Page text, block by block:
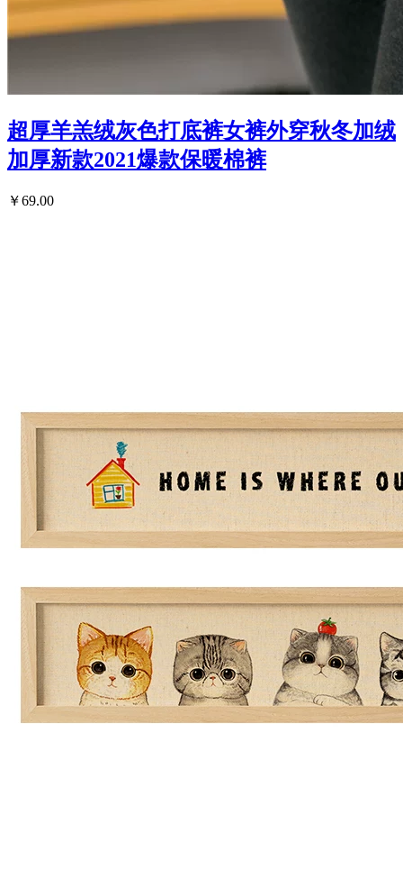
超厚羊羔绒灰色打底裤女裤外穿秋冬加绒
加厚新款2021爆款保暖棉裤
￥69.00